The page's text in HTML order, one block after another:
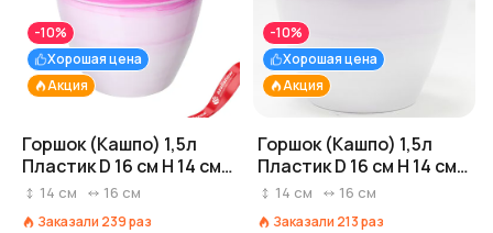
Акция
Хорошая цена
-10%
Горшок (Кашпо) 1,5л
Пластик D 16 см H 14 см
Розовый
14 см 16 см
Заказали 239раз
Акция
Хорошая цена
-10%
Горшок (Кашпо) 1,5л
Пластик D 16 см H 14 см
Сиреневый
14 см 16 см
Заказали 213раз